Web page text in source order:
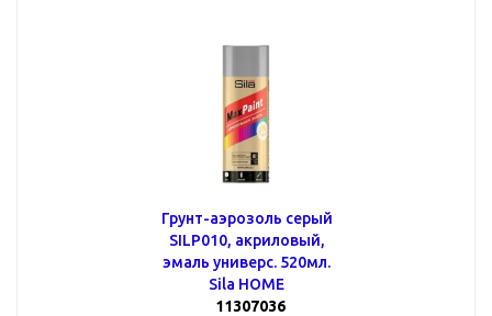
Грунт-аэрозоль серый
SILP010, акриловый,
эмаль универс. 520мл.
Sila HOME
11307036